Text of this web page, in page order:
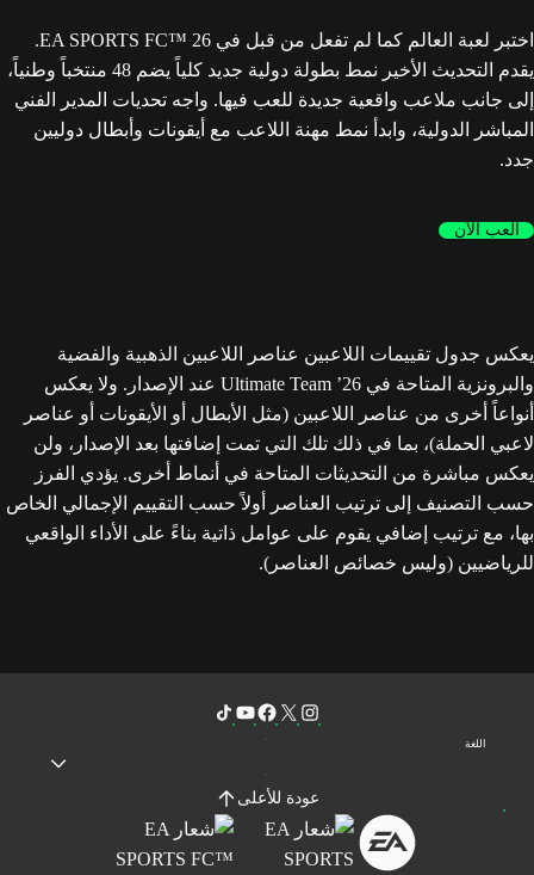
اختبر لعبة العالم كما لم تفعل من قبل في EA SPORTS FC™ 26.
يقدم التحديث الأخير نمط بطولة دولية جديد كلياً يضم 48 منتخباً وطنياً،
إلى جانب ملاعب واقعية جديدة للعب فيها. واجه تحديات المدير الفني
المباشر الدولية، وابدأ نمط مهنة اللاعب مع أيقونات وأبطال دوليين
جدد.
العب الآن
يعكس جدول تقييمات اللاعبين عناصر اللاعبين الذهبية والفضية
والبرونزية المتاحة في Ultimate Team ’26 عند الإصدار. ولا يعكس
أنواعاً أخرى من عناصر اللاعبين (مثل الأبطال أو الأيقونات أو عناصر
لاعبي الحملة)، بما في ذلك تلك التي تمت إضافتها بعد الإصدار، ولن
يعكس مباشرة من التحديثات المتاحة في أنماط أخرى. يؤدي الفرز
حسب التصنيف إلى ترتيب العناصر أولاً حسب التقييم الإجمالي الخاص
بها، مع ترتيب إضافي يقوم على عوامل ذاتية بناءً على الأداء الواقعي
للرياضيين (وليس خصائص العناصر).
اللغة
عودة للأعلى